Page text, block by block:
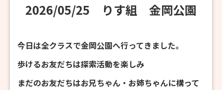
2026/05/25 りす組 金岡公園
今日は全クラスで金岡公園へ行ってきました。
歩けるお友だちは探索活動を楽しみ
まだのお友だちはお兄ちゃん・お姉ちゃんに構って